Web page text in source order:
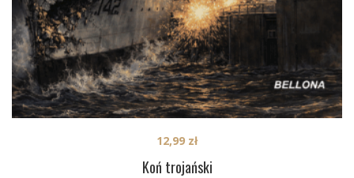
Koń trojański
12,99 zł